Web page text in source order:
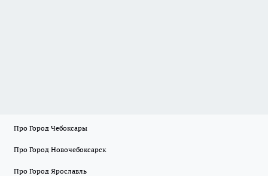
Про Город Чебоксары
Про Город Новочебоксарск
Про Город Ярославль